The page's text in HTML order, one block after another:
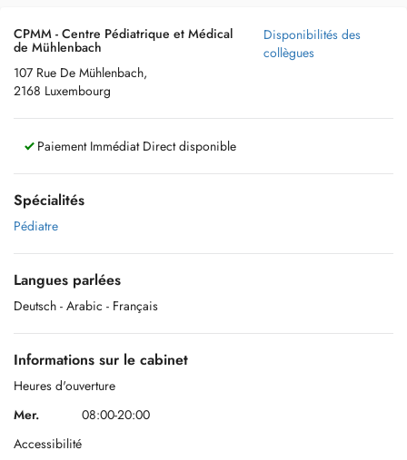
CPMM - Centre Pédiatrique et Médical
de Mühlenbach
107 Rue De Mühlenbach,
2168 Luxembourg
Disponibilités des
collègues
Paiement Immédiat Direct disponible
Spécialités
Pédiatre
Langues parlées
Deutsch - Arabic - Français
Informations sur le cabinet
Heures d'ouverture
Mer.
08:00-20:00
Accessibilité